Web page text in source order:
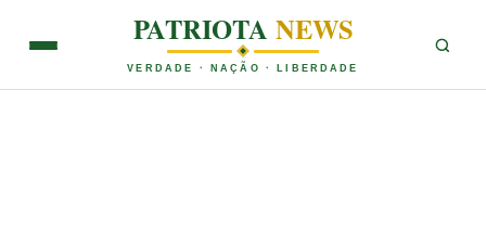
PATRIOTANEWS
VERDADE · NAÇÃO · LIBERDADE